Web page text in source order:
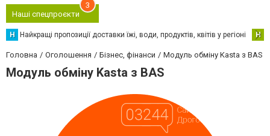
Наші спецпроєкти
3
Н Найкращі пропозиції доставки їжі, води, продуктів, квітів у регіоні Н
Головна Оголошення Бізнес, фінанси Модуль обміну Kasta з BAS
Модуль обміну Kasta з BAS